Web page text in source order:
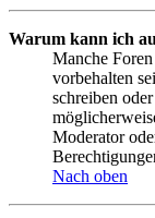
Warum kann ich
Manche
vorbehalten
schreiben
Moderator
Nach oben